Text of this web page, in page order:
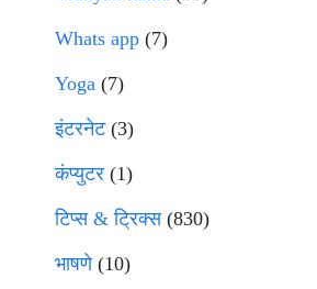
Whats app (7)
Yoga (7)
इंटरनेट(3)
कंप्युटर (1)
टिप्स & ट्रिक्स(830)
भाषणे(10)